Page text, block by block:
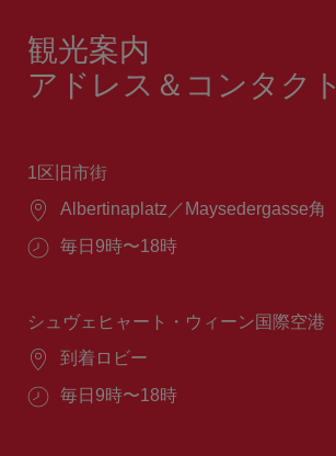
観光案内
アドレス＆コンタクト
1区旧市街
場
Albertinaplatz／Maysedergasse角
営
間：
毎日9時〜18時
シュヴェヒャート・ウィーン国際空港
場
到着ロビー
営
毎日9時〜18時